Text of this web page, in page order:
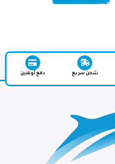
شحن سريع دفع أونلاين